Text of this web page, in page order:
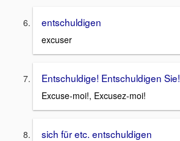
entschuldigen
excuser
Entschuldige! Entschuldigen Sie!
Excuse-moi!, Excusez-moi!
sich für etc. entschuldigen